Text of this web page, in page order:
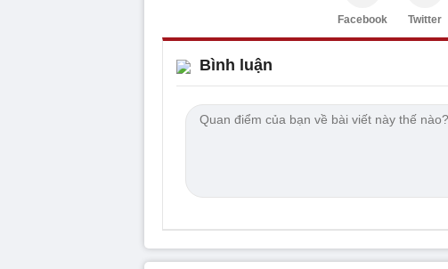
Facebook Twitter
Bình luận